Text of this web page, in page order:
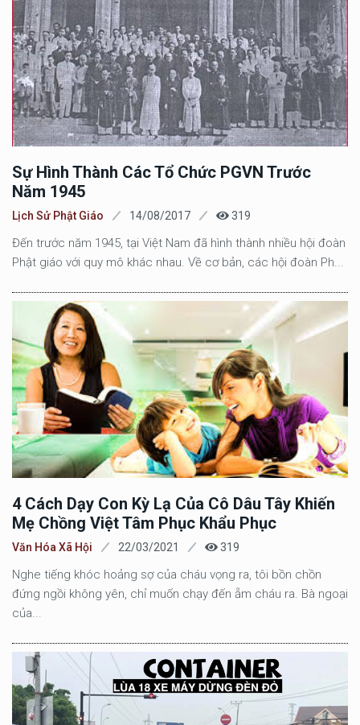
Sự Hình Thành Các Tổ Chức PGVN Trước
Năm 1945
Lịch Sử Phật Giáo 14/08/2017 319
Đến trước năm 1945, tại Việt Nam đã hình thành nhiều hội đoàn
Phật giáo với quy mô khác nhau. Về cơ bản, các hội đoàn Ph...
4 Cách Dạy Con Kỳ Lạ Của Cô Dâu Tây Khiến
Mẹ Chồng Việt Tâm Phục Khẩu Phục
Văn Hóa Xã Hội 22/03/2021 319
Nghe tiếng khóc hoảng sợ của cháu vọng ra, tôi bồn chồn
đứng ngồi không yên, chỉ muốn chạy đến ẵm cháu ra. Bà ngoại
của...